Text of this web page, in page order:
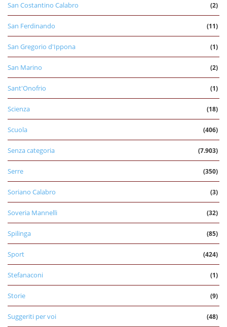
San Costantino Calabro (2)
San Ferdinando (11)
San Gregorio d'Ippona (1)
San Marino (2)
Sant'Onofrio (1)
Scienza (18)
Scuola (406)
Senza categoria (7.903)
Serre (350)
Soriano Calabro (3)
Soveria Mannelli (32)
Spilinga (85)
Sport (424)
Stefanaconi (1)
Storie (9)
Suggeriti per voi (48)